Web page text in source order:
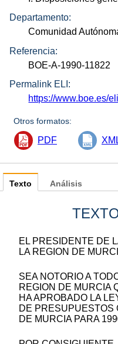
Departamento:
Comunidad
Referencia:
BOE-A-1990-11822
Permalink ELI:
https://www.boe.es/
Otros formatos:
PDF
Texto
EL PRESIDENTE DE
LA REGION DE
SEA NOTORIO A
REGION DE MURCIA
HA APROBADO LA
DE PRESUPUESTOS
DE MURCIA PARA
Análisis